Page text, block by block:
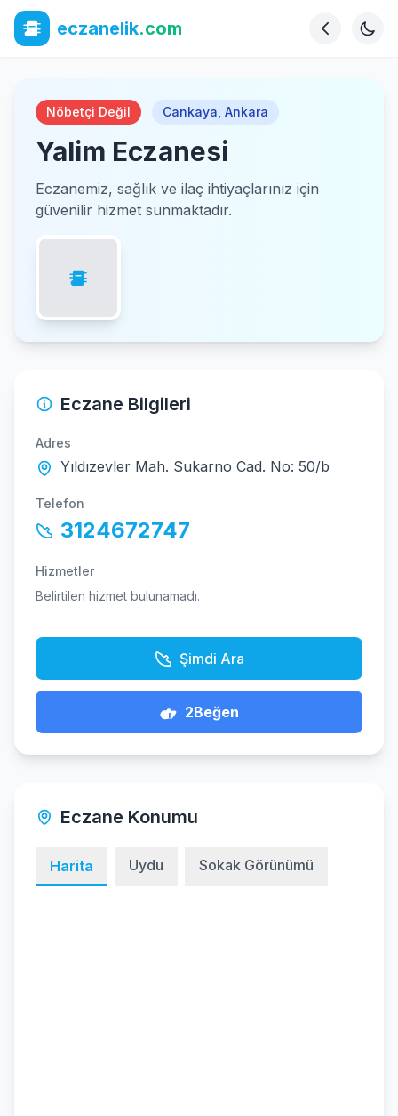
eczanelik.com
Nöbetçi Değil Cankaya Ankara
Yalim Eczanesi
Eczanemiz, sağlık ve ilaç ihtiyaçlarınız için
güvenilir hizmet sunmaktadır.
Eczane Bilgileri
Adres
Yıldızevler Mah. Sukarno Cad. No: 50/b
Telefon
3124672747
Hizmetler
Belirtilen hizmet bulunamadı.
Şimdi Ara
2Beğen
Eczane Konumu
Harita Uydu Sokak Görünümü